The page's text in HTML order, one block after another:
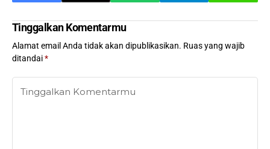
Tinggalkan Komentarmu
Alamat email Anda tidak akan dipublikasikan. Ruas yang wajib
ditandai*